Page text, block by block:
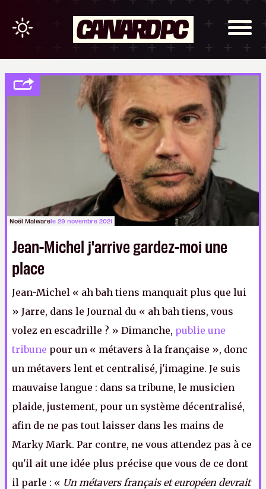
Noël Malwarele 29 novembre 2021
Jean-Michel j'arrive gardez-moi une
place
Jean-Michel « ah bah tiens manquait plus que lui
» Jarre, dans le Journal du « ah bah tiens, vous
volez en escadrille ? » Dimanche, publie une
tribune pour un « métavers à la française », donc
un métavers lent et centralisé, j'imagine. Je suis
mauvaise langue : dans sa tribune, le musicien
plaide, justement, pour un système décentralisé,
afin de ne pas tout laisser dans les mains de
Marky Mark. Par contre, ne vous attendez pas à ce
qu'il ait une idée plus précise que vous de ce dont
il parle : « Un métavers français et européen devrait